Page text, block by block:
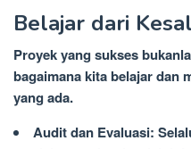
Belajar dari
Proyek yang sukses
bagaimana kita belajar dan
yang ada.
Audit dan Evaluasi: